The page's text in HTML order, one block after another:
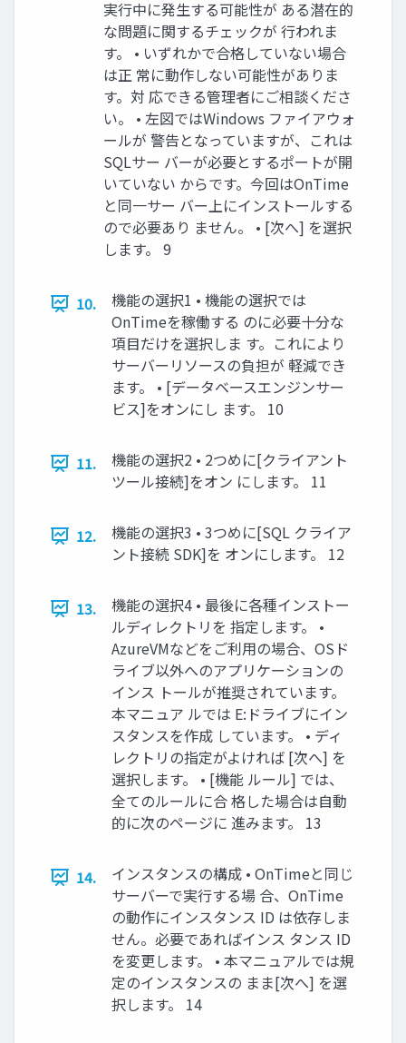
実行中に発生する可能性が ある潜在的
な問題に関するチェックが 行われま
す。 • いずれかで合格していない場合
は正 常に動作しない可能性がありま
す。対 応できる管理者にご相談くださ
い。 • 左図ではWindows ファイアウォ
ールが 警告となっていますが、これは
SQLサー バーが必要とするポートが開
いていない からです。今回はOnTime
と同一サー バー上にインストールする
ので必要あり ません。 • [次へ] を選択
します。 9
10.
機能の選択1 • 機能の選択では
OnTimeを稼働する のに必要十分な
項目だけを選択しま す。これにより
サーバーリソースの負担が 軽減でき
ます。 • [データベースエンジンサー
ビス]をオンにし ます。 10
11.
機能の選択2 • 2つめに[クライアント
ツール接続]をオン にします。 11
12.
機能の選択3 • 3つめに[SQL クライア
ント接続 SDK]を オンにします。 12
13.
機能の選択4 • 最後に各種インストー
ルディレクトリを 指定します。 •
AzureVMなどをご利用の場合、OSド
ライブ以外へのアプリケーションの
インス トールが推奨されています。
本マニュア ルでは E:ドライブにイン
スタンスを作成 しています。 • ディ
レクトリの指定がよければ [次へ] を
選択します。 • [機能 ルール] では、
全てのルールに合 格した場合は自動
的に次のページに 進みます。 13
14.
インスタンスの構成 • OnTimeと同じ
サーバーで実行する場 合、OnTime
の動作にインスタンス ID は依存しま
せん。必要であればインス タンス ID
を変更します。 • 本マニュアルでは規
定のインスタンスの まま[次へ] を選
択します。 14